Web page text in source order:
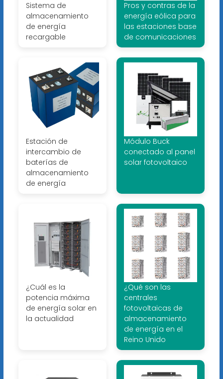
Sistema de
almacenamiento
de energía
recargable
Pros y contras de la
energía eólica para
las estaciones base
de comunicaciones
Estación de
intercambio de
baterías de
almacenamiento
de energía
Módulo Buck
conectado al panel
solar fotovoltaico
¿Cuál es la
potencia máxima
de energía solar en
la actualidad
¿Qué son las
centrales
fotovoltaicas de
almacenamiento
de energía en el
Reino Unido